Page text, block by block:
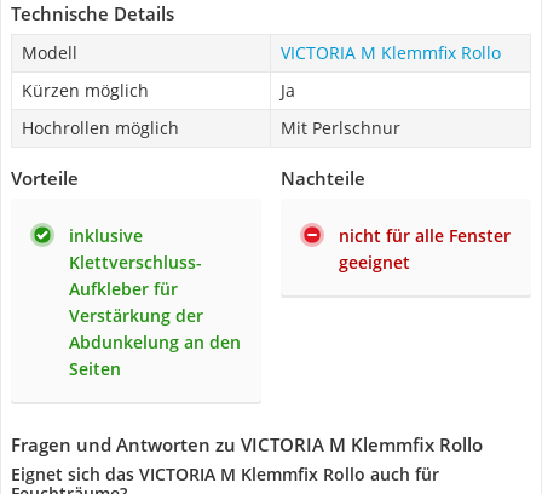
Technische Details
Modell
VICTORIA M Klemmfix Rollo
Kürzen möglich
Ja
Hochrollen möglich
Mit Perlschnur
Vorteile
inklusive
Klettverschluss-
Aufkleber für
Verstärkung der
Abdunkelung an den
Seiten
Nachteile
nicht für alle Fenster
geeignet
Fragen und Antworten zu VICTORIA M Klemmfix Rollo
Eignet sich das VICTORIA M Klemmfix Rollo auch für